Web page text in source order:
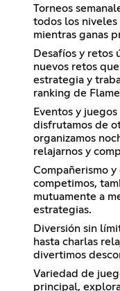
Torneos
todos los
mientras ganas
Desafíos y retos
nuevos retos
estrategia y
ranking de
Eventos y
disfrutamos de
organizamos
relajarnos y
Compañerismo
competimos,
mutuamente a
estrategias.
Diversión sin
hasta charlas
divertimos
Variedad de
principal,